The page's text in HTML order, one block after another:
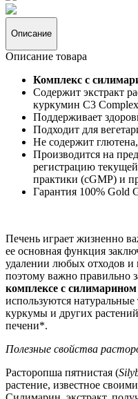
Описание
Описание товара
Комплекс с
Содержит экстракт
куркумин C3
Поддерживает
Подходит для
Не содержит
Производится на
регистрацию
практики (cGMP) и
Гарантия 100% Gold
Печень играет жизненно
ее основная функция
удалении любых отходов
поэтому важно правильно
комплексе с силимарином
используются
куркумы и других
печени*.
Полезные свойства
Расторопша пятнистая (
растение, известное